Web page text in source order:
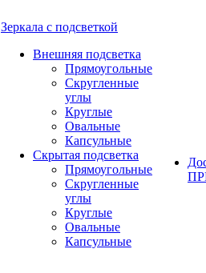
Зеркала с подсветкой
Внешняя подсветка
Прямоугольные
Скругленные
углы
Круглые
Овальные
Капсульные
Скрытая подсветка
Прямоугольные
Скругленные
углы
Круглые
Овальные
Капсульные